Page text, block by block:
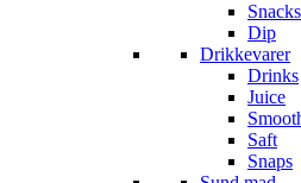
Snacks
Dip
Drikkevarer
Drinks
Juice
Saft
Snaps